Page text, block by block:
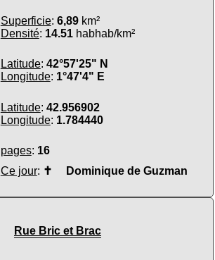
Superficie: 6,89km²
Densité: 14.51habhab/km²
Latitude: 42°57'25" N
Longitude: 1°47'4" E
Latitude: 42.956902
Longitude: 1.784440
pages: 16
Ce jour: ✝ Dominique de Guzman
Rue Bric et Brac